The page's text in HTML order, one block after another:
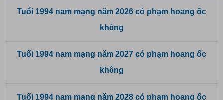
Tuổi 1994 nam mạng năm 2026 có phạm hoang ốc
không
Tuổi 1994 nam mạng năm 2027 có phạm hoang ốc
không
Tuổi 1994 nam mạng năm 2028 có phạm hoang ốc